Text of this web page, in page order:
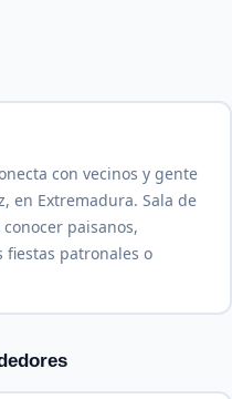
con vecinos y gente
en Extremadura. Sala de
paisanos,
fiestas patronales o